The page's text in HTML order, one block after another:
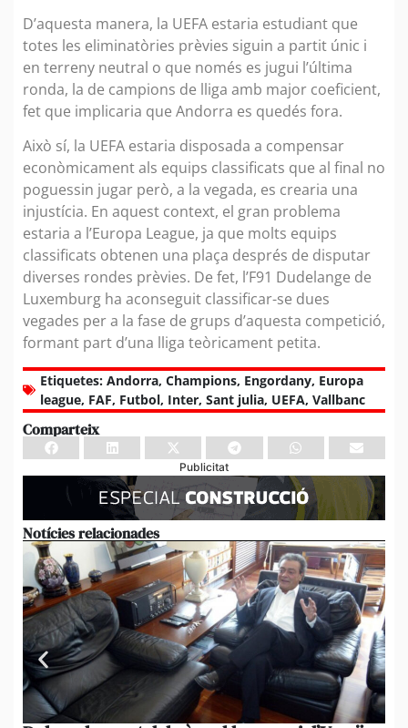
D’aquesta manera, la UEFA estaria estudiant que
totes les eliminatòries prèvies siguin a partit únic i
en terreny neutral o que només es jugui l’última
ronda, la de campions de lliga amb major coeficient,
fet que implicaria que Andorra es quedés fora.
Això sí, la UEFA estaria disposada a compensar
econòmicament als equips classificats que al final no
poguessin jugar però, a la vegada, es crearia una
injustícia. En aquest context, el gran problema
estaria a l’Europa League, ja que molts equips
classificats obtenen una plaça després de disputar
diverses rondes prèvies. De fet, l’F91 Dudelange de
Luxemburg ha aconseguit classificar-se dues
vegades per a la fase de grups d’aquesta competició,
formant part d’una lliga teòricament petita.
Etiquetes: Andorra, Champions, Engordany, Europa
league, FAF, Futbol, Inter, Sant julia, UEFA, Vallbanc
Comparteix
Publicitat
Notícies relacionades